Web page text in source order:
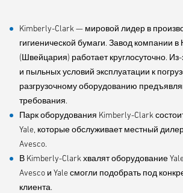
Kimberly-Clark — мировой лидер в
гигиенической бумаги. Завод компании
(Швейцария) работает круглосуточно.
и пыльных условий эксплуатации к
разгрузочному оборудованию
требования.
Парк оборудования Kimberly-Clark
Yale, которые обслуживает местный
Avesco.
В Kimberly-Clark хвалят оборудование
Avesco и Yale смогли подобрать под
клиента.